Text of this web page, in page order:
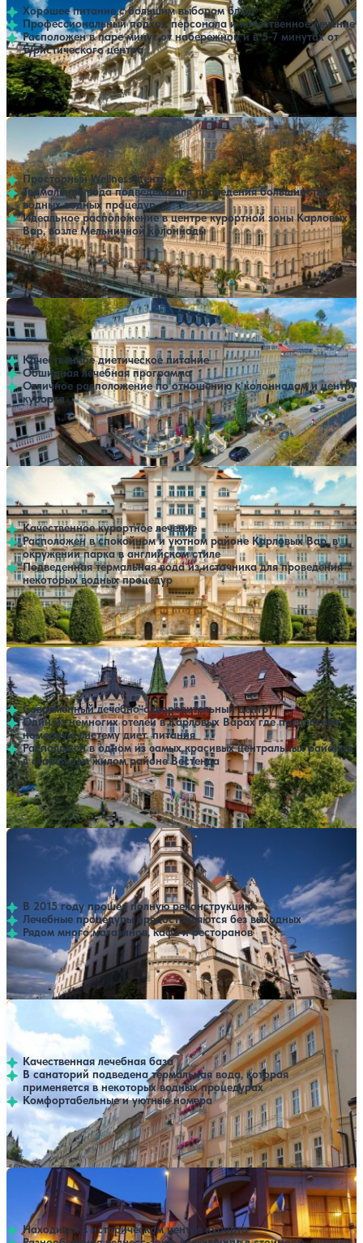
Хорошее питание с большим выбором блюд
Профессиональный подход персонала и качественное лечение
Расположен в паре минут от набережной и в 5-7 минутах от
туристического центра
Профилей лечения:3 SPA
Санаторий Windsor Medical Complex and Spa Hotel
Карловы Вары
Просторный Wellness-центр
Термальная вода подведена для проведения большинства
водных водных процедур
Идеальное расположение в центре курортной зоны Карловых
Вар, возле Мельничной колоннады
Профилей лечения:3 Крытый бассейн SPA
Нет цен или свободных мест на выбранные даты
Выбрать другой вариант
Санаторий Humboldt Park Hotel & Spa
Карловы Вары
Качественное диетическое питание
Обширная лечебная программа
Отличное расположение по отношению к колоннадам и центру
курорта
Профилей лечения:3 Крытый бассейн SPA
Нет цен или свободных мест на выбранные даты
Выбрать другой вариант
Санаторий Imperial
51 отзыв
Карловы Вары
Качественное курортное лечение
Расположен в спокойном и уютном районе Карловых Вар, в
окружении парка в английском стиле
Подведенная термальная вода из источника для проведения
некоторых водных процедур
Профилей лечения:3 Крытый бассейн SPA
Нет цен или свободных мест на выбранные даты
Выбрать другой вариант
Санаторий Villa Smetana
Карловы Вары
Современный лечебно-оздоровительный центр
Один из немногих отелей в Карловых Варах где предлагают
номерную систему диет. питания
Расположен в одном из самых красивых центральных районов
в старейшем жилом районе Вестенда
Профилей лечения:3 Крытый бассейн SPA
Нет цен или свободных мест на выбранные даты
Выбрать другой вариант
Санаторий Ambassador (Grandhotel Ambassador
Narodni Dum)
Карловы Вары
В 2015 году прошел полную реконструкцию
Лечебные процедуры предоставляются без выходных
Рядом много магазинов, кафе и ресторанов
Профилей лечения: Крытый бассейн SPA
Нет цен или свободных мест на выбранные даты
Выбрать другой вариант
Санаторий Venus
Карловы Вары
Качественная лечебная база
В санаторий подведена термальная вода, которая
применяется в некоторых водных процедурах
Комфортабельные и уютные номера
Профилей лечения:3 Крытый бассейн
Нет цен или свободных мест на выбранные даты
Выбрать другой вариант
Санаторий Ambiente
Карловы Вары
Находится в историческом центре курорта
Нет цен или свободных мест на выбранные даты
Выбрать другой вариант